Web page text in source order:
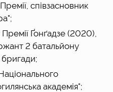
співзасновник
Ґонґадзе (2020),
2 батальйону
бригади;
академія";